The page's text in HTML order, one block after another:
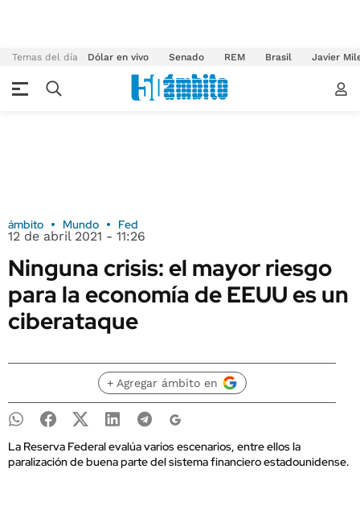
Temas del día Dólar en vivo Senado REM Brasil Javier
ámbito Mundo Fed
12 de abril 2021 - 11:26
Ninguna crisis: el mayor riesgo
para la economía de EEUU es un
ciberataque
+ Agregar ámbito en
La Reserva Federal evalúa varios escenarios, entre ellos la
paralización de buena parte del sistema financiero estadounidense.